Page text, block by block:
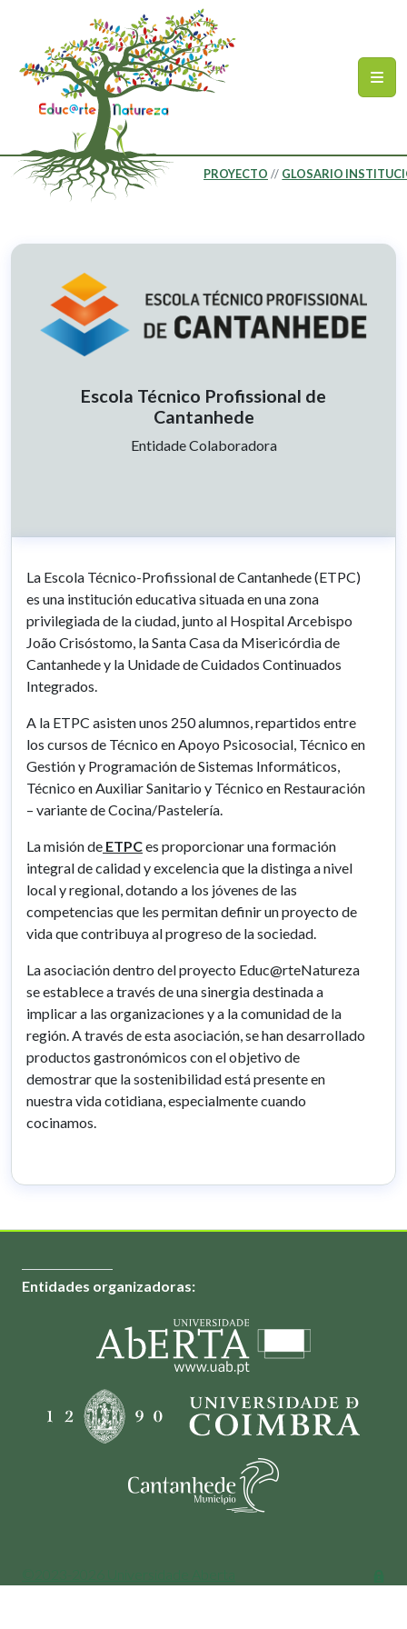
Skip to main content
Sitemap
PROYECTO GLOSARIO
Escola Técnico Profissional de
Cantanhede
Partnership Type:Entidade Colaboradora
La Escola Técnico-Profissional de Cantanhede (ETPC)
es una institución educativa situada en una zona
privilegiada de la ciudad, junto al Hospital Arcebispo
João Crisóstomo, la Santa Casa da Misericórdia de
Cantanhede y la Unidade de Cuidados Continuados
Integrados.
A la ETPC asisten unos 250 alumnos, repartidos entre
los cursos de Técnico en Apoyo Psicosocial, Técnico en
Gestión y Programación de Sistemas Informáticos,
Técnico en Auxiliar Sanitario y Técnico en Restauración
– variante de Cocina/Pastelería.
La misión de ETPCes proporcionar una formación
integral de calidad y excelencia que la distinga a nivel
local y regional, dotando a los jóvenes de las
competencias que les permitan definir un proyecto de
vida que contribuya al progreso de la sociedad.
La asociación dentro del proyecto Educ@rteNatureza
se establece a través de una sinergia destinada a
implicar a las organizaciones y a la comunidad de la
región. A través de esta asociación, se han desarrollado
productos gastronómicos con el objetivo de
demostrar que la sostenibilidad está presente en
nuestra vida cotidiana, especialmente cuando
cocinamos.
Entidades organizadoras: